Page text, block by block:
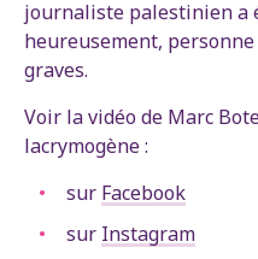
journaliste palestinien a
heureusement,
graves.
Voir la vidéo de Marc
lacrymogène :
sur Facebook
sur Instagram